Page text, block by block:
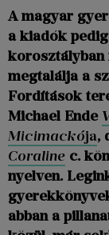
A magyar
a kiadók
korosztályban
megtalálja a
Fordítások
Michael Ende
Micimackója,
Coraline c.
nyelven.
abban a